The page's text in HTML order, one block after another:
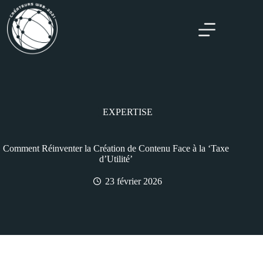
EXPERTISE
Comment Réinventer la Création de Contenu Face à la ‘Taxe
d’Utilité’
23 février 2026